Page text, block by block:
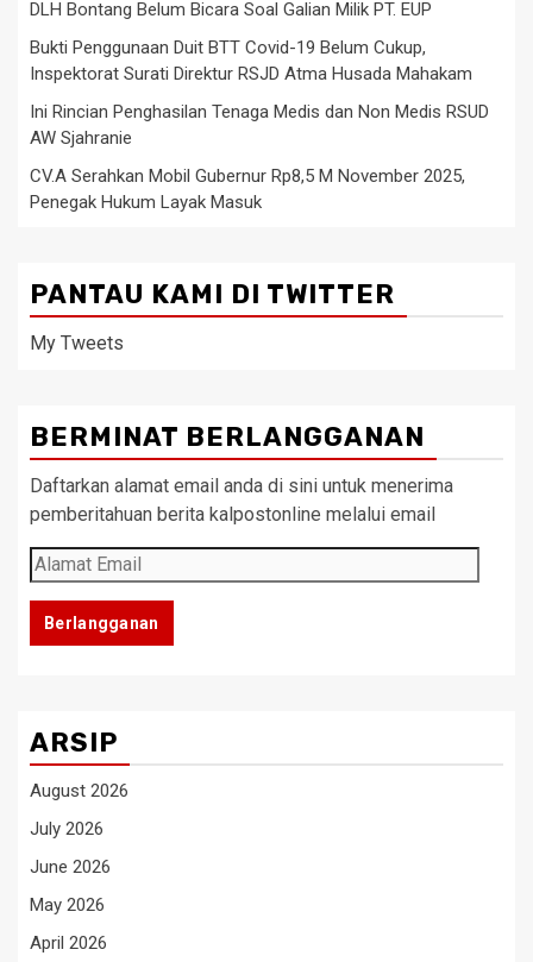
DLH Bontang Belum Bicara Soal Galian Milik PT. EUP
Bukti Penggunaan Duit BTT Covid-19 Belum Cukup,
Inspektorat Surati Direktur RSJD Atma Husada Mahakam
Ini Rincian Penghasilan Tenaga Medis dan Non Medis RSUD
AW Sjahranie
CV.A Serahkan Mobil Gubernur Rp8,5 M November 2025,
Penegak Hukum Layak Masuk
PANTAU KAMI DI TWITTER
My Tweets
BERMINAT BERLANGGANAN
Daftarkan alamat email anda di sini untuk menerima
pemberitahuan berita kalpostonline melalui email
Alamat
Email
Berlangganan
ARSIP
August 2026
July 2026
June 2026
May 2026
April 2026